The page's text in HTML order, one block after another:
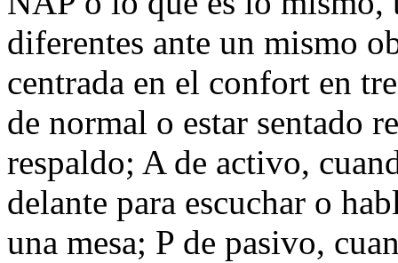
diferentes ante un mismo
centrada en el confort en
de normal o estar sentado
respaldo; A de activo,
delante para escuchar o
una mesa; P de pasivo,